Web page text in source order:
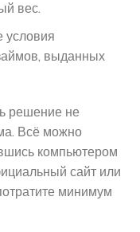
вес.
условия
выданных
решение не
Всё можно
компьютером
сайт или
минимум